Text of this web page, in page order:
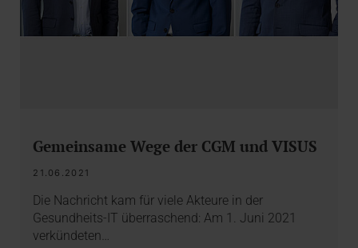
Gemeinsame Wege der CGM und VISUS
21.06.2021
Die Nachricht kam für viele Akteure in der
Gesundheits-IT überraschend: Am 1. Juni 2021
verkündeten…